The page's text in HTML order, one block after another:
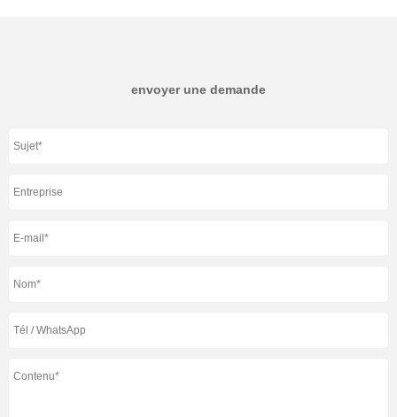
envoyer une demande